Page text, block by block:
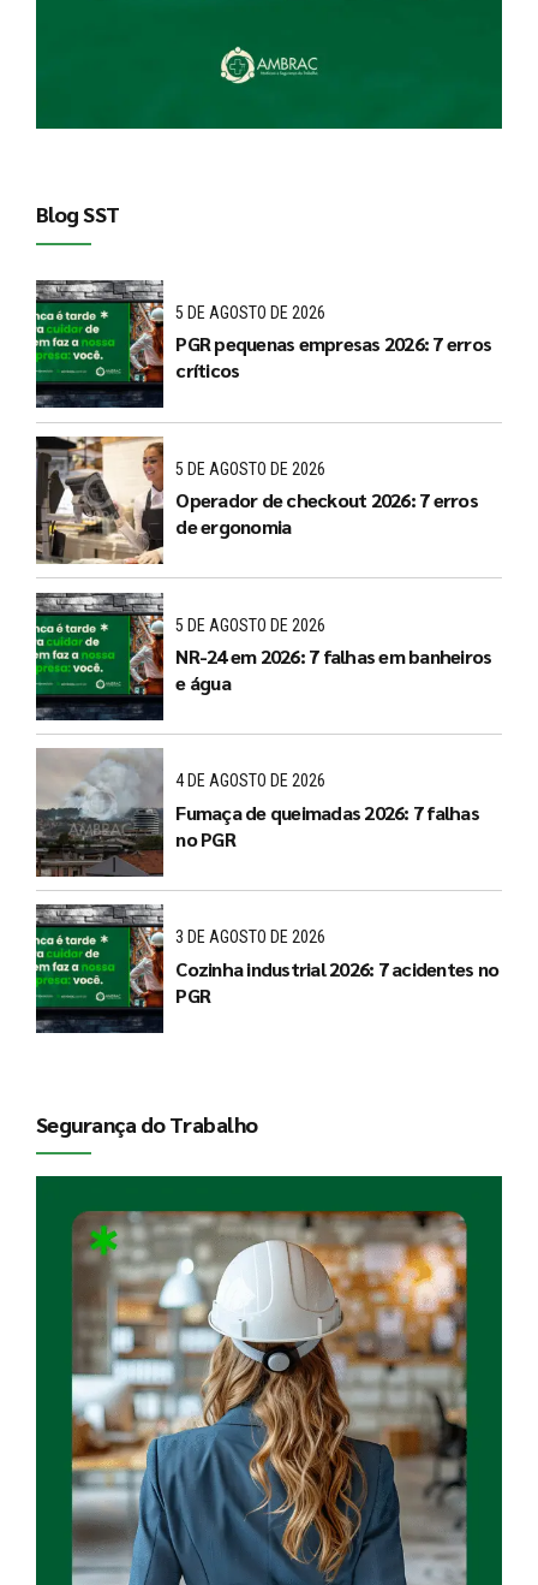
Blog SST
5 DE AGOSTO DE 2026
PGR pequenas empresas 2026: 7 erros
críticos
5 DE AGOSTO DE 2026
Operador de checkout 2026: 7 erros
de ergonomia
5 DE AGOSTO DE 2026
NR-24 em 2026: 7 falhas em banheiros
e água
4 DE AGOSTO DE 2026
Fumaça de queimadas 2026: 7 falhas
no PGR
3 DE AGOSTO DE 2026
Cozinha industrial 2026: 7 acidentes no
PGR
Segurança do Trabalho